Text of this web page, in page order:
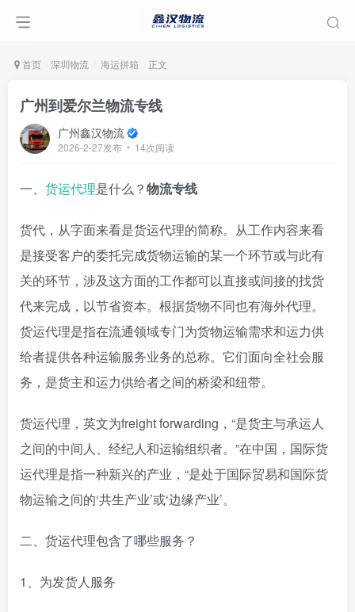
首页 深圳物流 海运拼箱 正文
广州到爱尔兰物流专线
广州鑫汉物流
2026-2-27发布 14次阅读
一、 货运代理是什么？物流专线
货代，从字面来看是货运代理的简称。从工作内容来看
是接受客户的委托完成货物运输的某一个环节或与此有
关的环节，涉及这方面的工作都可以直接或间接的找货
代来完成，以节省资本。根据货物不同也有海外代理。
货运代理是指在流通领域专门为货物运输需求和运力供
给者提供各种运输服务业务的总称。它们面向全社会服
务，是货主和运力供给者之间的桥梁和纽带。
货运代理，英文为freight forwarding，“是货主与承运人
之间的中间人、经纪人和运输组织者。”在中国，国际货
运代理是指一种新兴的产业，“是处于国际贸易和国际货
物运输之间的‘共生产业’或‘边缘产业’。
二、货运代理包含了哪些服务？
1、为发货人服务